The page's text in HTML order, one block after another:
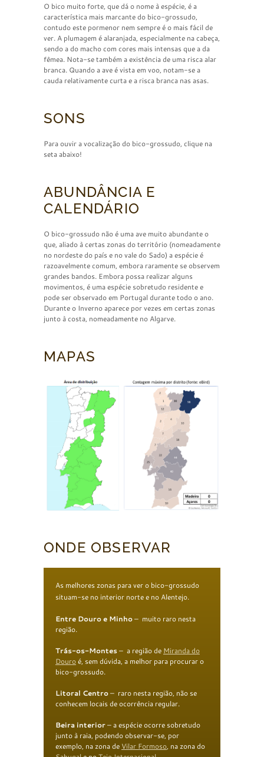
O bico muito forte, que dá o nome à espécie, é a
característica mais marcante do bico-grossudo,
contudo este pormenor nem sempre é o mais fácil de
ver. A plumagem é alaranjada, especialmente na cabeça,
sendo a do macho com cores mais intensas que a da
fêmea. Nota-se também a existência de uma risca alar
branca. Quando a ave é vista em voo, notam-se a
cauda relativamente curta e a risca branca nas asas.
SONS
Para ouvir a vocalização do bico-grossudo, clique na
seta abaixo!
ABUNDÂNCIA E
CALENDÁRIO
O bico-grossudo não é uma ave muito abundante o
que, aliado à certas zonas do território (nomeadamente
no nordeste do país e no vale do Sado) a espécie é
razoavelmente comum, embora raramente se observem
grandes bandos. Embora possa realizar alguns
movimentos, é uma espécie sobretudo residente e
pode ser observado em Portugal durante todo o ano.
Durante o Inverno aparece por vezes em certas zonas
junto à costa, nomeadamente no Algarve.
MAPAS
ONDE OBSERVAR
As melhores zonas para ver o bico-grossudo
situam-se no interior norte e no Alentejo.
Entre Douro e Minho– muito raro nesta
região.
Trás-os-Montes– a região de Miranda do
Douroé, sem dúvida, a melhor para procurar o
bico-grossudo.
Litoral Centro– raro nesta região, não se
conhecem locais de ocorrência regular.
Beira interior– a espécie ocorre sobretudo
junto à raia, podendo observar-se, por
exemplo, na zona de Vilar Formoso, na zona do